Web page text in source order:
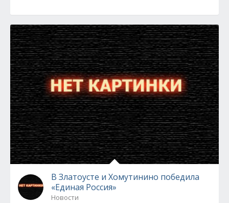
В Златоусте и Хомутинино победила
«Единая Россия»
Новости